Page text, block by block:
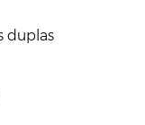
duplas